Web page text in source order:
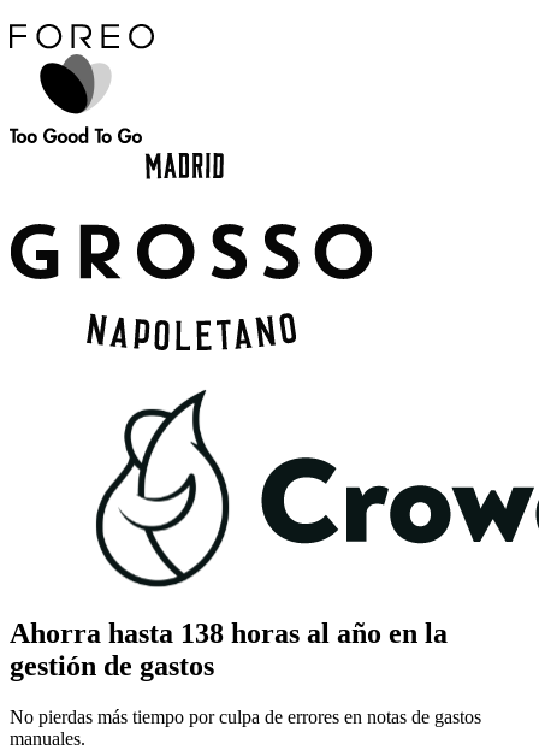
Ahorra hasta 138 horas al año en la
gestión de gastos
No pierdas más tiempo por culpa de errores en notas de gastos
manuales.